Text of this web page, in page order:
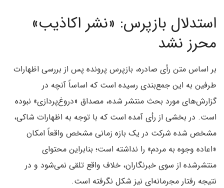
استدلال بازپرس: «نشر اکاذیب»
محرز نشد
بر اساس متن رأی صادره، بازپرس پرونده پس از بررسی اظهارات
طرفین به این جمع‌بندی رسیده است که اساساً آنچه در
گزارش‌های مورد بحث منتشر شده، مصداق «دروغ‌پردازی» نبوده
است. در بخشی از رأی آمده است که با توجه به اظهارات شاکی،
مشخص شده شرکت در یک بازه زمانی مشخص واقعاً امکان
«اعاده وجوه به مردم» را نداشته است؛ بنابراین محتوای
منتشرشده از سوی خبرنگاران، خلاف واقع تلقی نمی‌شود و در
نتیجه رفتار مجرمانه‌ای نیز شکل نگرفته است.